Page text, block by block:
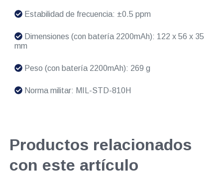
Estabilidad de frecuencia: ±0.5 ppm
Dimensiones (con batería 2200mAh): 122 x 56 x 35
mm
Peso (con batería 2200mAh): 269 g
Norma militar: MIL-STD-810H
Productos relacionados
con este artículo